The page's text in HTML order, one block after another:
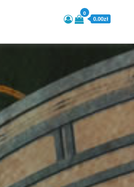
0
0.00zł